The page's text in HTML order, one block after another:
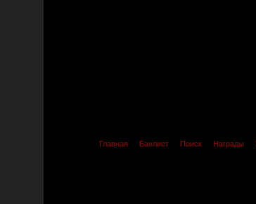
Главная Банлист Поиск Награды